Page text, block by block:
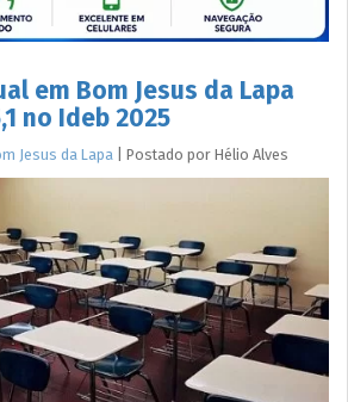
em Bom Jesus da Lapa
no Ideb 2025
Jesus da Lapa Postado por Hélio Alves